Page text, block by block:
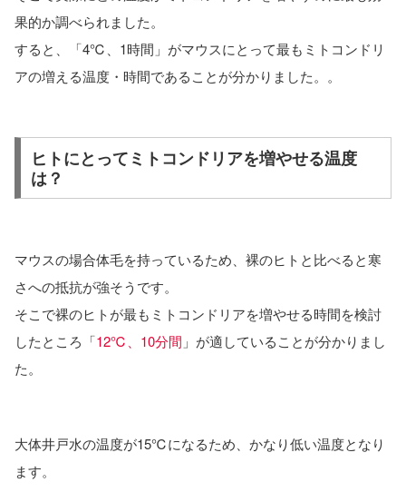
果的か調べられました。
すると、「4℃、1時間」がマウスにとって最もミトコンドリ
アの増える温度・時間であることが分かりました。。
ヒトにとってミトコンドリアを増やせる温度
は？
マウスの場合体毛を持っているため、裸のヒトと比べると寒
さへの抵抗が強そうです。
そこで裸のヒトが最もミトコンドリアを増やせる時間を検討
したところ「12℃、10分間 」が適していることが分かりまし
た。
大体井戸水の温度が15℃になるため、かなり低い温度となり
ます。